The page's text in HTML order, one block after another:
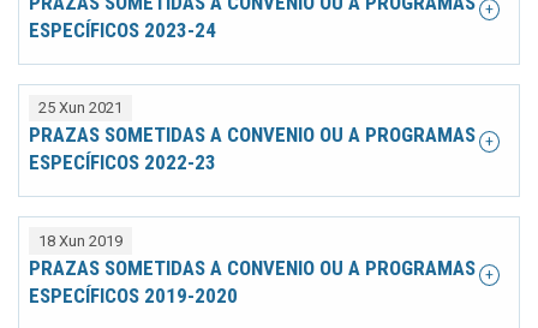
ESPECÍFICOS 2023-24
25 Xun 2021
PRAZAS SOMETIDAS A CONVENIO OU A PROGRAMAS
ESPECÍFICOS 2022-23
18 Xun 2019
PRAZAS SOMETIDAS A CONVENIO OU A PROGRAMAS
ESPECÍFICOS 2019-2020